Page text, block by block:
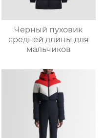
Черный пуховик
средней длины для
мальчиков